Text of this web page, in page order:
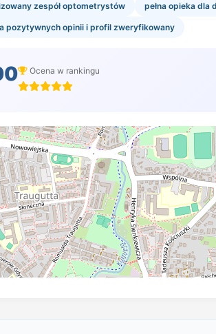
zespół optometrystów pełna opieka dla
pozytywnych opinii i profil zweryfikowany
Ocena w rankingu